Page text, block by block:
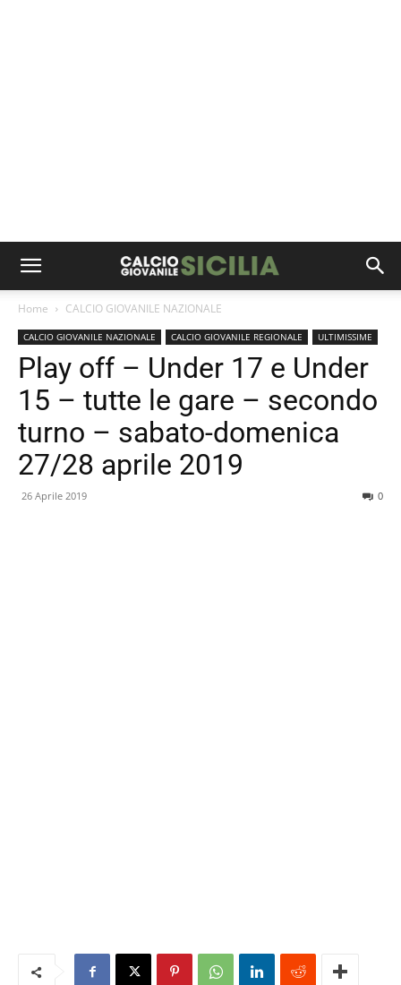
Home CALCIO GIOVANILE NAZIONALE
CALCIO GIOVANILE NAZIONALE CALCIO GIOVANILE REGIONALE ULTIMISSIME
Play off – Under 17 e Under
15 – tutte le gare – secondo
turno – sabato-domenica
27/28 aprile 2019
26 Aprile 2019 0